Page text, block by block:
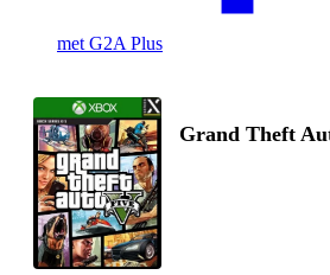
met G2A Plus
Grand Theft